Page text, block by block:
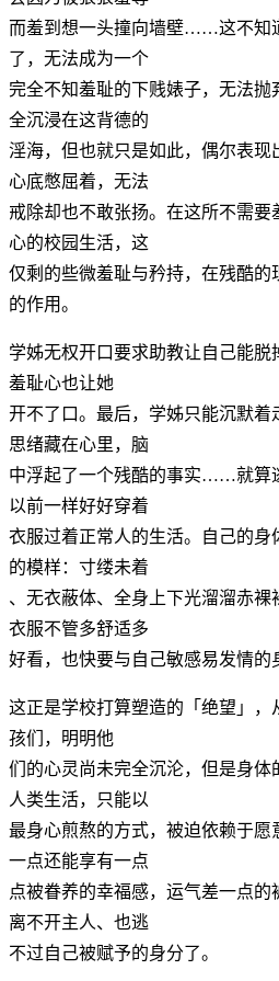
而羞到想一头撞向墙壁……这不知
了，无法成为一个
完全不知羞耻的下贱婊子，无法
全沉浸在这背德的
淫海，但也就只是如此，偶尔表现
心底憋屈着，无法
戒除却也不敢张扬。在这所不需
心的校园生活，这
仅剩的些微羞耻与矜持，在残酷
的作用。
学姊无权开口要求助教让自己能脱
羞耻心也让她
开不了口。最后，学姊只能沉默
思绪藏在心里，脑
中浮起了一个残酷的事实……就算
以前一样好好穿着
衣服过着正常人的生活。自己的
的模样：寸缕未着
、无衣蔽体、全身上下光溜溜赤
衣服不管多舒适多
好看，也快要与自己敏感易发情
这正是学校打算塑造的「绝望」
孩们，明明他
们的心灵尚未完全沉沦，但是身体
人类生活，只能以
最身心煎熬的方式，被迫依赖于
一点还能享有一点
点被眷养的幸福感，运气差一点
离不开主人、也逃
不过自己被赋予的身分了。